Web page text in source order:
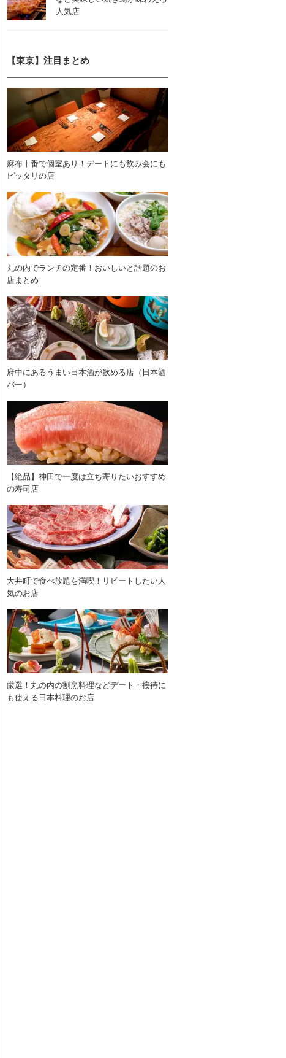
人気店
【東京】注目まとめ
麻布十番で個室あり！デートにも飲み会にも
ピッタリの店
丸の内でランチの定番！おいしいと話題のお
店まとめ
府中にあるうまい日本酒が飲める店（日本酒
バー）
【絶品】神田で一度は立ち寄りたいおすすめ
の寿司店
大井町で食べ放題を満喫！リピートしたい人
気のお店
厳選！丸の内の割烹料理などデート・接待に
も使える日本料理のお店